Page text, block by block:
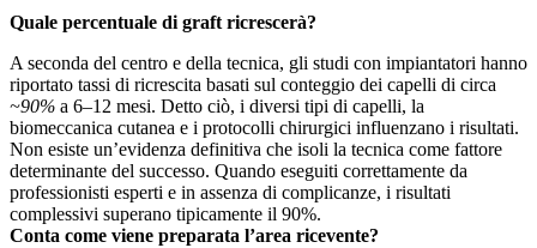
Quale percentuale di graft ricrescerà?
A seconda del centro e della tecnica, gli studi con impiantatori hanno
riportato tassi di ricrescita basati sul conteggio dei capelli di circa
~90% a 6–12 mesi. Detto ciò, i diversi tipi di capelli, la
biomeccanica cutanea e i protocolli chirurgici influenzano i risultati.
Non esiste un’evidenza definitiva che isoli la tecnica come fattore
determinante del successo. Quando eseguiti correttamente da
professionisti esperti e in assenza di complicanze, i risultati
complessivi superano tipicamente il 90%.
Conta come viene preparata l’area ricevente?